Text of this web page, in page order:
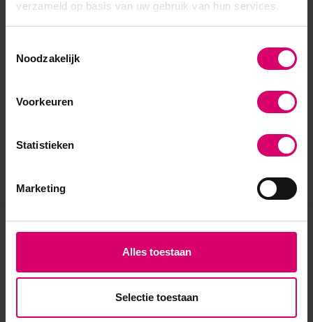
verzameld op basis van uw gebruik van hun services.
Noodzakelijk
Voorkeuren
Statistieken
Marketing
Alles toestaan
Selectie toestaan
Eerder bekeken